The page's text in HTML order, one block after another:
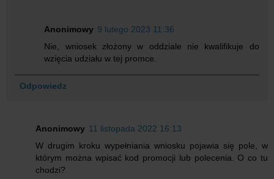
Anonimowy 9 lutego 2023 11:36
Nie, wniosek złożony w oddziale nie kwalifikuje do
wzięcia udziału w tej promce.
Odpowiedz
Anonimowy 11 listopada 2022 16:13
W drugim kroku wypełniania wniosku pojawia się pole, w
którym można wpisać kod promocji lub polecenia. O co tu
chodzi?